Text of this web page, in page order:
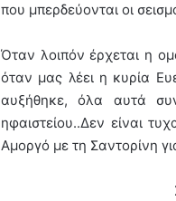
που μπερδεύονται οι
Όταν λοιπόν έρχεται η
όταν μας λέει η κυρία
αυξήθηκε, όλα αυτά
ηφαιστείου..Δεν είναι
Αμοργό με τη Σαντορίνη